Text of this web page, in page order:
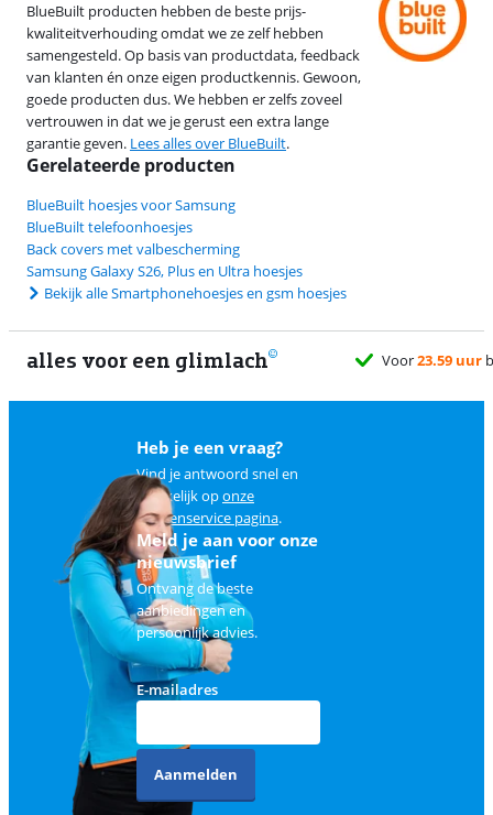
BlueBuilt producten hebben de beste prijs-
kwaliteitverhouding omdat we ze zelf hebben
samengesteld. Op basis van productdata, feedback
van klanten én onze eigen productkennis. Gewoon,
goede producten dus. We hebben er zelfs zoveel
vertrouwen in dat we je gerust een extra lange
garantie geven. Lees alles over BlueBuilt.
Gerelateerde producten
BlueBuilt hoesjes voor Samsung
BlueBuilt telefoonhoesjes
Back covers met valbescherming
Samsung Galaxy S26, Plus en Ultra hoesjes
Bekijk alle Smartphonehoesjes en gsm hoesjes
alles voor een glimlach
Heb je een vraag?
Vind je antwoord snel en
makkelijk oponze
klantenservice pagina.
Meld je aan voor onze
nieuwsbrief
Ontvang de beste
aanbiedingen en
persoonlijk advies.
E-mailadres
Aanmelden